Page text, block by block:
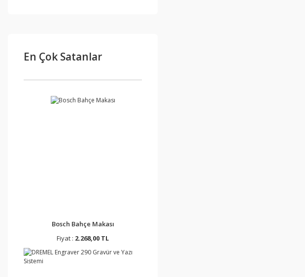
En Çok Satanlar
Bosch Bahçe Makası
Fiyat : 2.268,00 TL